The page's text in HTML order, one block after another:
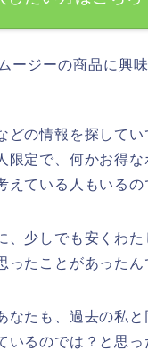
ージーの商品に興
の情報を探して
限定で、何かお得
ている人もいるの
、少しでも安くわ
たことがあったん
なたも、過去の私
るのでは？と思っ